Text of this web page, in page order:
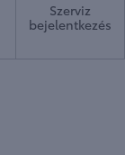
Szerviz
bejelentkezés